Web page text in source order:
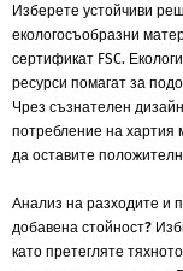
Изберете устойчиви
екологосъобразни
сертификат FSC.
ресурси помагат за
Чрез съзнателен
потребление на хартия
да оставите
Анализ на разходите и
добавена стойност?
като претегляте